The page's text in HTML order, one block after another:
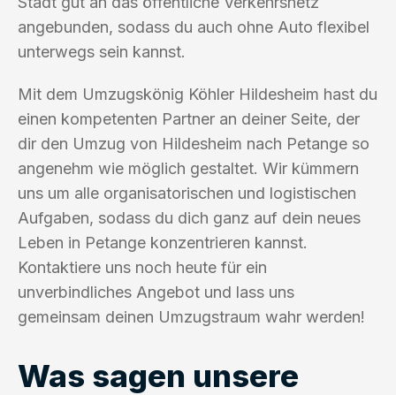
angebunden, sodass du auch ohne Auto flexibel
unterwegs sein kannst.
Mit dem Umzugskönig Köhler Hildesheim hast du
einen kompetenten Partner an deiner Seite, der
dir den Umzug von Hildesheim nach Petange so
angenehm wie möglich gestaltet. Wir kümmern
uns um alle organisatorischen und logistischen
Aufgaben, sodass du dich ganz auf dein neues
Leben in Petange konzentrieren kannst.
Kontaktiere uns noch heute für ein
unverbindliches Angebot und lass uns
gemeinsam deinen Umzugstraum wahr werden!
Was sagen unsere